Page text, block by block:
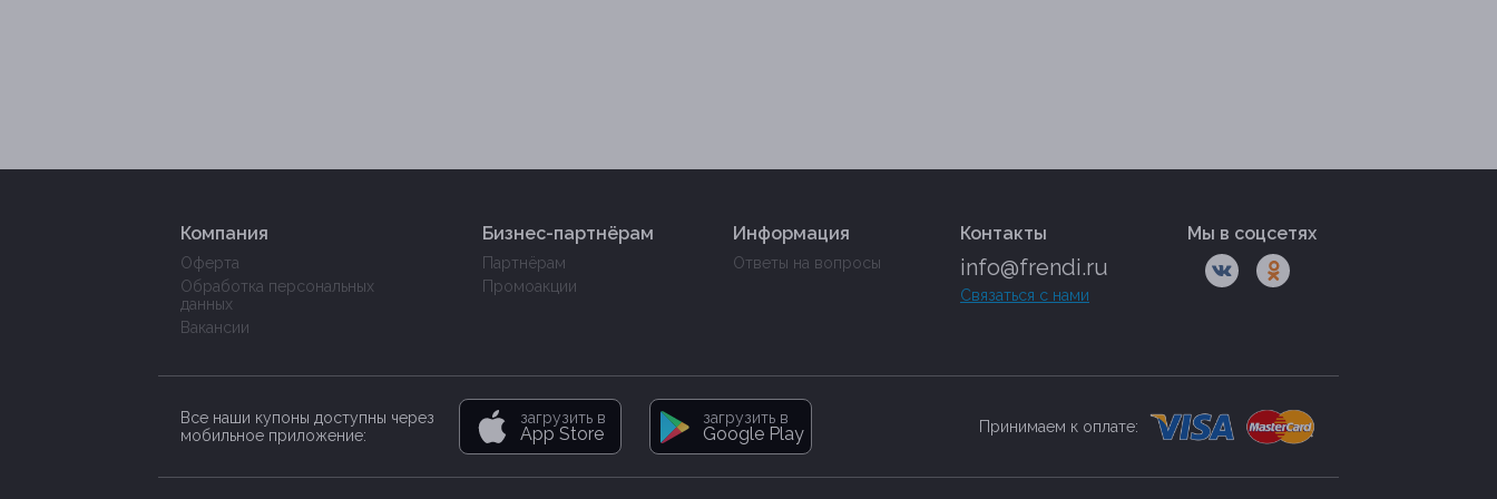
Компания
Оферта
Обработка персональных
данных
Вакансии
Бизнес-партнёрам
Партнёрам
Промоакции
Информация
Ответы на вопросы
Контакты
info@frendi.ru
Связаться с нами
Мы в соцсетях
Все наши купоны доступны через
мобильное приложение:
загрузить в
App Store
загрузить в
Google Play Принимаем к оплате: